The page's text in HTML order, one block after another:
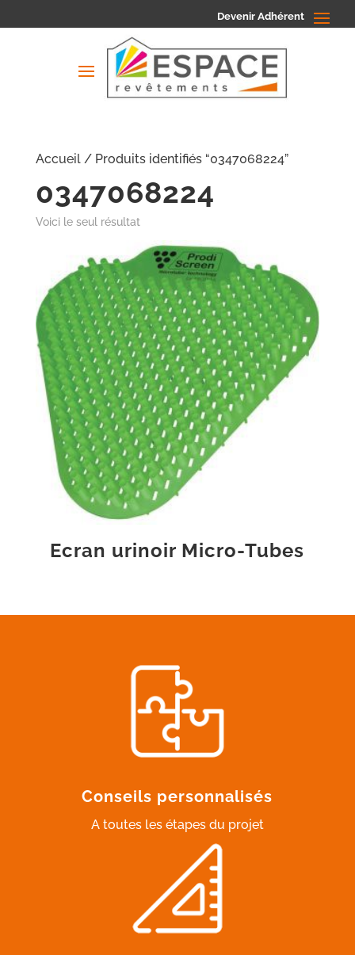
Devenir Adhérent
Accueil/ Produits identifiés “0347068224”
0347068224
Voici le seul résultat
Ecran urinoir Micro-Tubes
Conseils personnalisés
A toutes les étapes du projet